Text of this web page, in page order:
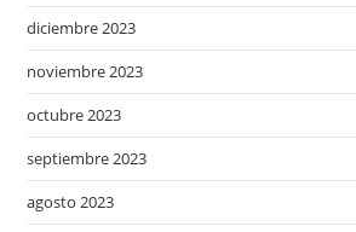
diciembre 2023
noviembre 2023
octubre 2023
septiembre 2023
agosto 2023